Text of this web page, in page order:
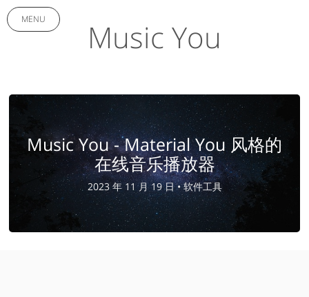
MENU Music You
Music You - Material You 风格的
在线音乐播放器
2023 年 11 月 19 日 •软件工具